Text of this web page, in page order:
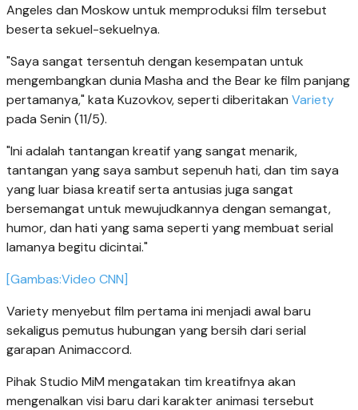
Angeles dan Moskow untuk memproduksi film tersebut
beserta sekuel-sekuelnya.
"Saya sangat tersentuh dengan kesempatan untuk
mengembangkan dunia Masha and the Bear ke film panjang
pertamanya," kata Kuzovkov, seperti diberitakan Variety
pada Senin (11/5).
"Ini adalah tantangan kreatif yang sangat menarik,
tantangan yang saya sambut sepenuh hati, dan tim saya
yang luar biasa kreatif serta antusias juga sangat
bersemangat untuk mewujudkannya dengan semangat,
humor, dan hati yang sama seperti yang membuat serial
lamanya begitu dicintai."
[Gambas:Video CNN]
Variety menyebut film pertama ini menjadi awal baru
sekaligus pemutus hubungan yang bersih dari serial
garapan Animaccord.
Pihak Studio MiM mengatakan tim kreatifnya akan
mengenalkan visi baru dari karakter animasi tersebut